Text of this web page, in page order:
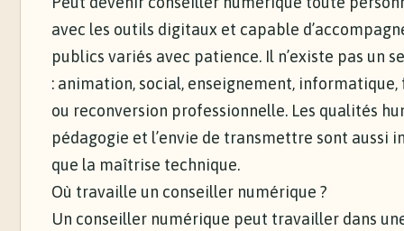
avec les outils digitaux et capable
publics variés avec patience. Il n’existe pas un
: animation, social, enseignement,
ou reconversion professionnelle. Les qualités
pédagogie et l’envie de transmettre sont aussi
que la maîtrise technique.
Où travaille un conseiller numérique ?
Un conseiller numérique peut travailler dans